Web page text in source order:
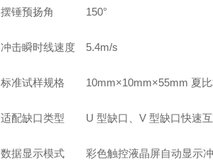
摆锤预扬角 150°
冲击瞬时线速度 5.4m/s
标准试样规格 10mm×10mm×55mm 夏
适配缺口类型 U 型缺口、V 型缺口快速
数据显示模式 彩色触控液晶屏自动显示